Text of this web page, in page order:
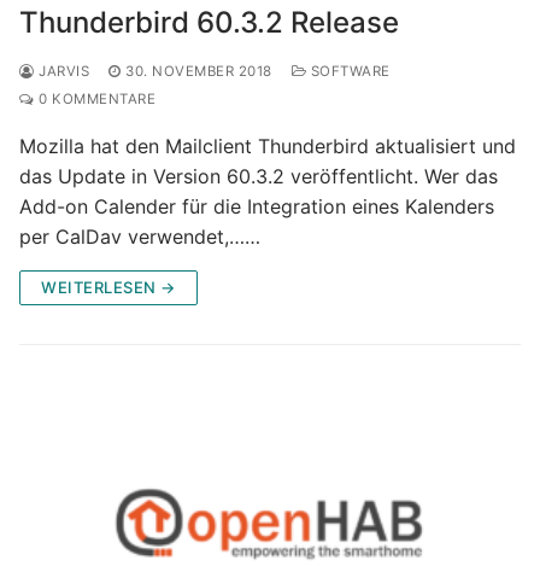
Thunderbird 60.3.2 Release
JARVIS 30. NOVEMBER 2018
SOFTWARE
0 KOMMENTARE
Mozilla hat den Mailclient Thunderbird aktualisiert und
das Update in Version 60.3.2 veröffentlicht. Wer das
Add-on Calender für die Integration eines Kalenders
per CalDav verwendet,……
WEITERLESEN →